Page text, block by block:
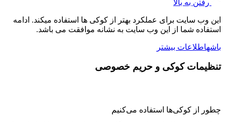
رفتن به بالا
این وب سایت برای عملکرد بهتر از کوکی ها استفاده میکند. ادامه
استفاده شما از این وب سایت به نشانه موافقت می باشد.
باشهاطلاعات بیشتر
تنظیمات کوکی و حریم خصوصی
چطور از کوکی‌ها استفاده می‌کنیم